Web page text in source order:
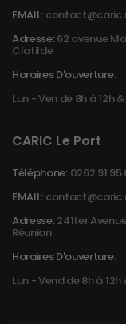
EMAIL:
Adresse:62 avenue
Clotilde
Horaires D'ouverture:
Lun - Ven de 8h à 12h
CARIC Le Port
Téléphone: 0262 91 95
EMAIL:
Adresse:241ter
Réunion
Horaires D'ouverture:
Lun - Vend de 8h à 12h